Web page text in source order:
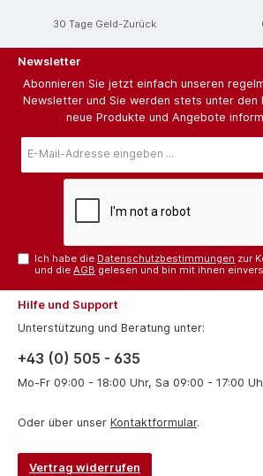
30 Tage Geld-Zurück
Newsletter
Abonnieren Sie jetzt einfach unseren
Newsletter und Sie werden stets unter den
neue Produkte und Angebote
Mail-
Ich habe die Datenschutzbestimmungen zur
und dieAGB gelesen und bin mit ihnen
Hilfe und Support
Unterstützung und Beratung unter:
+43 (0) 505 - 635
Mo-Fr 09:00 - 18:00 Uhr, Sa 09:00 - 17:00
Oder über unser Kontaktformular.
Vertrag widerrufen